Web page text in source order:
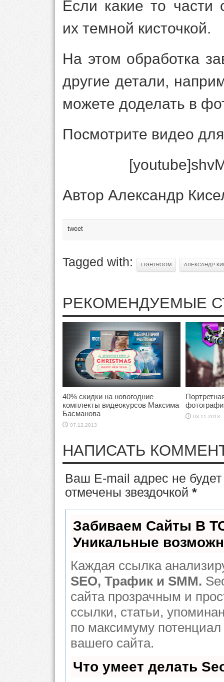
Если какие то части
их темной кисточкой.
На этом обработка
другие детали,
можете доделать в
Посмотрите видео
Автор Александр
tweet
Tagged with: LIGHTROOM АЛЕКСАНДР
РЕКОМЕНДУЕМЫЕ
40% скидки на новогодние
комплекты видеокурсов Максима
Басманова
07.12.2013
03.11.2013
НАПИСАТЬ
Ваш E-mail адрес не
отмечены звездочкой *
Забиваем Сайты В
Уникальные
Каждая ссылка
SEO, Трафик и SMM.
сайта прозрачным и
ссылки, статьи,
по максимуму
вашего сайта.
Что умеет делать